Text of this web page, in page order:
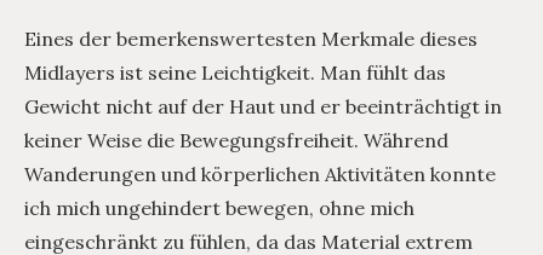
Eines der bemerkenswertesten Merkmale dieses
Midlayers ist seine Leichtigkeit. Man fühlt das
Gewicht nicht auf der Haut und er beeinträchtigt in
keiner Weise die Bewegungsfreiheit. Während
Wanderungen und körperlichen Aktivitäten konnte
ich mich ungehindert bewegen, ohne mich
eingeschränkt zu fühlen, da das Material extrem